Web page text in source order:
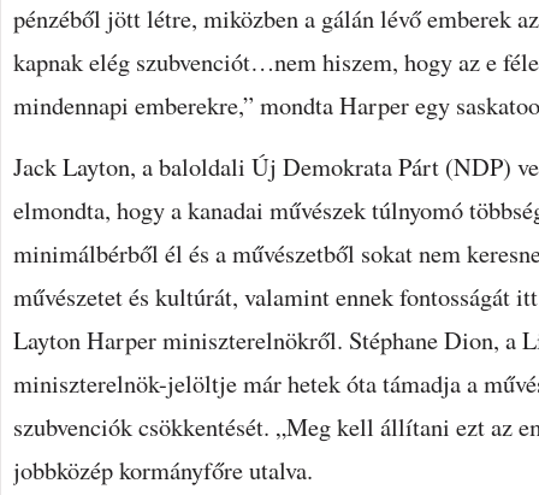
pénzéből jött létre, miközben a gálán lévő emberek
kapnak elég szubvenciót…nem hiszem, hogy az e
mindennapi emberekre,” mondta Harper egy
Jack Layton, a baloldali Új Demokrata Párt (NDP)
elmondta, hogy a kanadai művészek túlnyomó
minimálbérből él és a művészetből sokat nem
művészetet és kultúrát, valamint ennek fontosságát
Layton Harper miniszterelnökről. Stéphane Dion, a
miniszterelnök-jelöltje már hetek óta támadja a
szubvenciók csökkentését. „Meg kell állítani ezt az
jobbközép kormányfőre utalva.